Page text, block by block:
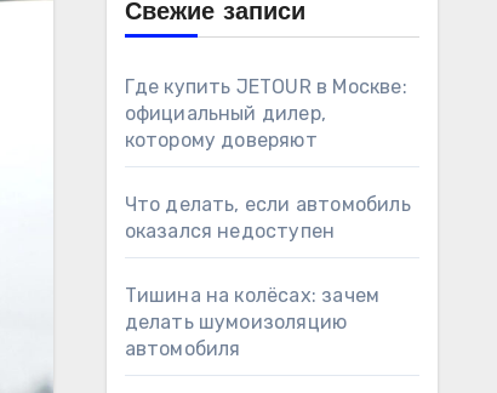
Свежие записи
Где купить JETOUR в Москве:
официальный дилер,
которому доверяют
Что делать, если автомобиль
оказался недоступен
Тишина на колёсах: зачем
делать шумоизоляцию
автомобиля